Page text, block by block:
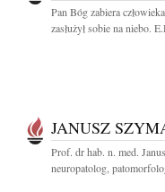
Pan Bóg zabiera
zasłużył sobie na niebo.
JANUSZ
Prof. dr hab. n. med.
neuropatolog,